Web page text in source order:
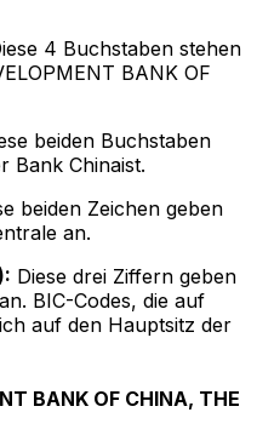
4 Buchstaben stehen
BANK OF
beiden Buchstaben
Bank Chinaist.
beiden Zeichen geben
an.
Diese drei Ziffern geben
BIC-Codes, die auf
auf den Hauptsitz der
BANK OF CHINA, THE